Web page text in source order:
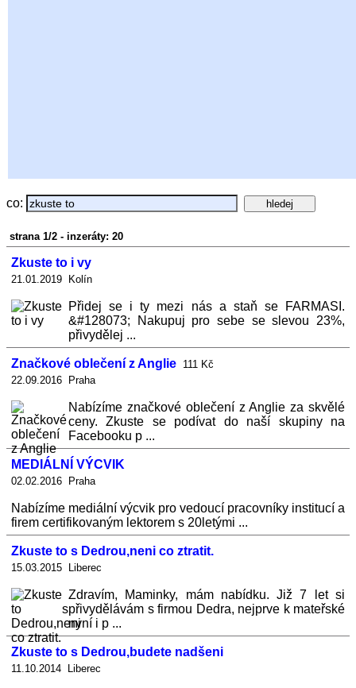
co:
strana 1/2 - inzeráty: 20
Zkuste to i vy
21.01.2019 Kolín
Přidej se i ty mezi nás a staň se FARMASI.
&#128073; Nakupuj pro sebe se slevou 23%,
přivydělej ...
Značkové oblečení z Anglie 111 Kč
22.09.2016 Praha
Nabízíme značkové oblečení z Anglie za skvělé
ceny. Zkuste se podívat do naší skupiny na
Facebooku p ...
MEDIÁLNÍ VÝCVIK
02.02.2016 Praha
Nabízíme mediální výcvik pro vedoucí pracovníky institucí a
firem certifikovaným lektorem s 20letými ...
Zkuste to s Dedrou,neni co ztratit.
15.03.2015 Liberec
Zdravím, Maminky, mám nabídku. Již 7 let si
přivydělávám s firmou Dedra, nejprve k mateřské
nyní i p ...
Zkuste to s Dedrou,budete nadšeni
11.10.2014 Liberec